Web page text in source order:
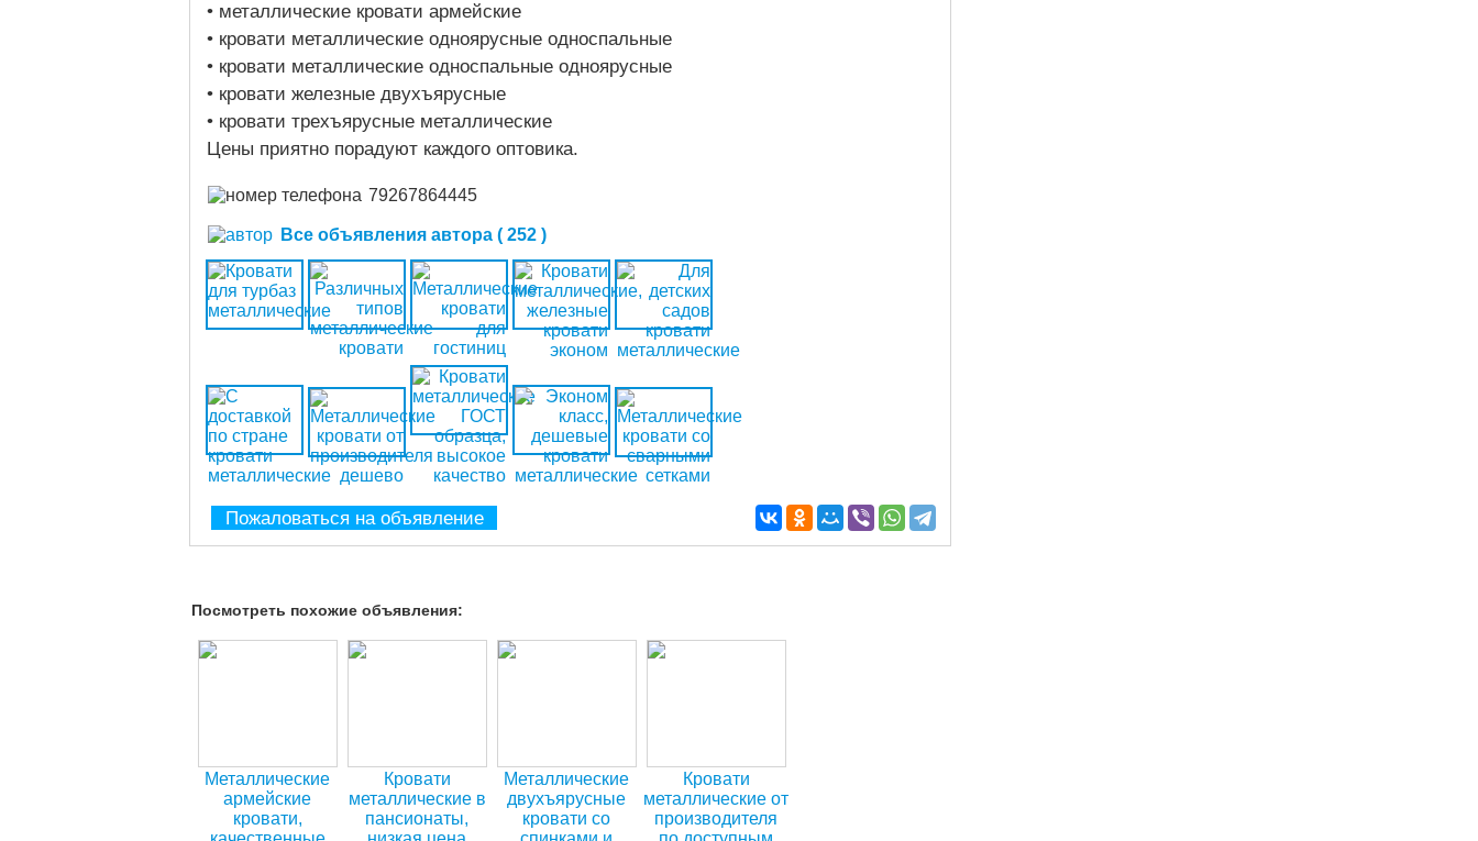
• металлические кровати армейские
• кровати металлические одноярусные односпальные
• кровати металлические односпальные одноярусные
• кровати железные двухъярусные
• кровати трехъярусные металлические
Цены приятно порадуют каждого оптовика.
79267864445
Все объявления автора ( 252 )
Пожаловаться на объявление
Посмотреть похожие объявления:
Металлические
армейские
кровати,
Кровати
металлические в
пансионаты,
Металлические
двухъярусные
кровати со
Кровати
металлические от
производителя